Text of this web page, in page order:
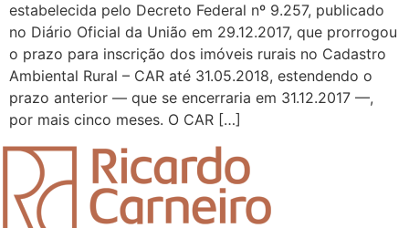
estabelecida pelo Decreto Federal nº 9.257, publicado
no Diário Oficial da União em 29.12.2017, que prorrogou
o prazo para inscrição dos imóveis rurais no Cadastro
Ambiental Rural – CAR até 31.05.2018, estendendo o
prazo anterior — que se encerraria em 31.12.2017 —,
por mais cinco meses. O CAR […]